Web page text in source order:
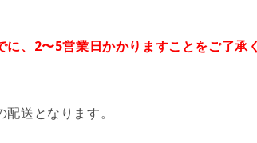
に、2〜5営業日かかりますことをご了承
送となります。